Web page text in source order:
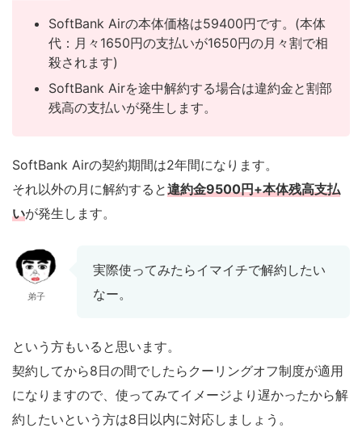
SoftBank Airの本体価格は59400円です。(本体
代：月々1650円の支払いが1650円の月々割で相
殺されます)
SoftBank Airを途中解約する場合は違約金と割部
残高の支払いが発生します。
SoftBank Airの契約期間は2年間になります。
それ以外の月に解約すると違約金9500円+本体残高支払
いが発生します。
弟子
実際使ってみたらイマイチで解約したい
なー。
という方もいると思います。
契約してから8日の間でしたらクーリングオフ制度が適用
になりますので、使ってみてイメージより遅かったから解
約したいという方は8日以内に対応しましょう。